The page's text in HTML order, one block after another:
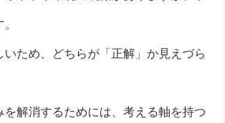
ため、どちらが「正解」か見えづら
を解消するためには、考える軸を持つ